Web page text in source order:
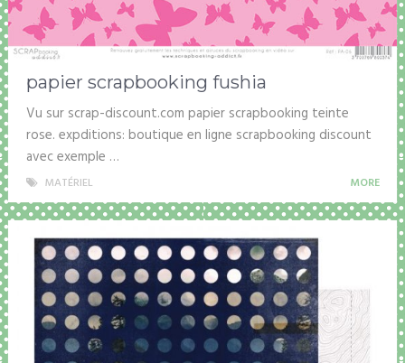
papier scrapbooking fushia
Vu sur scrap-discount.com papier scrapbooking teinte
rose. expditions: boutique en ligne scrapbooking discount
avec exemple …
MATÉRIEL MORE